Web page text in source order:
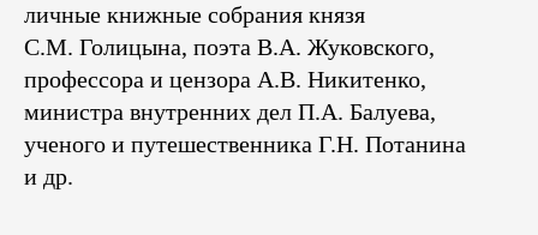
личные книжные собрания князя
С.М. Голицына, поэта В.А. Жуковского,
профессора и цензора А.В. Никитенко,
министра внутренних дел П.А. Балуева,
ученого и путешественника Г.Н. Потанина
и др.